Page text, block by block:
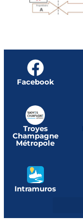
Facebook
Troyes
Champagne
Métropole
Intramuros